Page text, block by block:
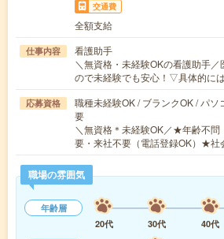
交通費
全額支給
仕事内容
看護助手
＼無資格・未経験OKの看護助手
ので未経験でも安心！▽具体的に
応募資格
職種未経験OK / ブランクOK / パソ
要
＼無資格＊未経験OK／★年齢不
要・来社不要（電話登録OK）★
職場の雰囲気
年齢層
20代
30代 40代